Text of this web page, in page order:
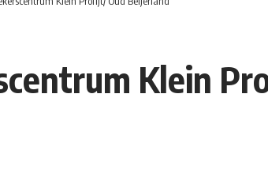
Klein